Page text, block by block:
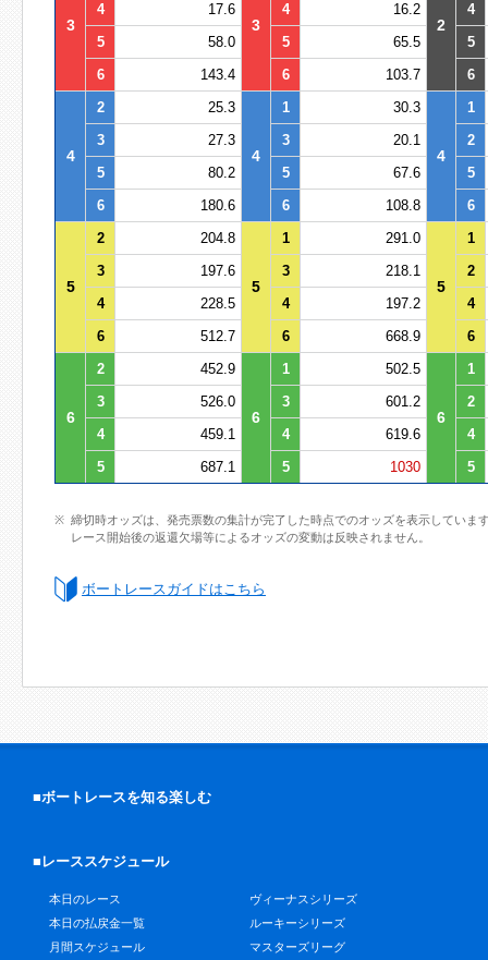
3 3 2
4
17.6 4 16.2
4
5
58.0 5 65.5
5
6
143.4 6 103.7 6
4
2 25.3
4
1 30.3
4
1
3
27.3 3 20.1
2
5
80.2 5 67.6
5
6
180.6 6 108.8 6
5
2 204.8
5
1 291.0
5
1
3
197.6 3 218.1
2
4
228.5 4 197.2
4
6
512.7 6 668.9 6
6
2 452.9
6
1 502.5
6
1
3
526.0 3 601.2
2
4
459.1 4 619.6
4
5
687.1 5 1030 5
締切時オッズは、発売票数の集計が完了した時点でのオッズを表示していま
レース開始後の返還欠場等によるオッズの変動は反映されません。
ボートレースガイドはこちら
■ボートレースを知る楽しむ
■レーススケジュール
本日のレース
本日の払戻金一覧
月間スケジュール
ヴィーナスシリーズ
ルーキーシリーズ
マスターズリーグ